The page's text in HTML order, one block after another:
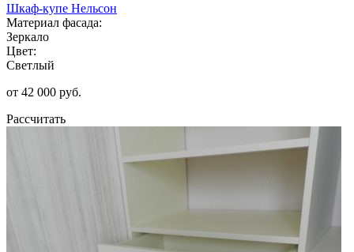
Шкаф-купе Нельсон
Материал фасада:
Зеркало
Цвет:
Светлый
от 42 000 руб.
Рассчитать